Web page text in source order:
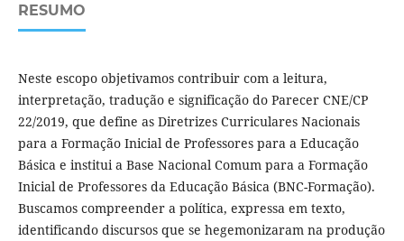
RESUMO
Neste escopo objetivamos contribuir com a leitura,
interpretação, tradução e significação do Parecer CNE/CP
22/2019, que define as Diretrizes Curriculares Nacionais
para a Formação Inicial de Professores para a Educação
Básica e institui a Base Nacional Comum para a Formação
Inicial de Professores da Educação Básica (BNC-Formação).
Buscamos compreender a política, expressa em texto,
identificando discursos que se hegemonizaram na produção